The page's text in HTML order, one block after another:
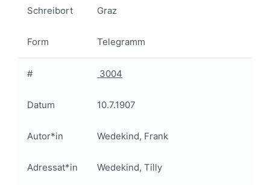
Schreibort Graz
Form Telegramm
# 3004
Datum 10.7.1907
Autor*in Wedekind, Frank
Adressat*in Wedekind, Tilly